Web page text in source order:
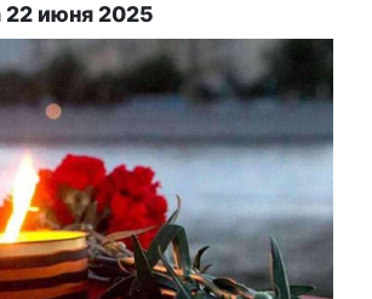
22 июня 2025